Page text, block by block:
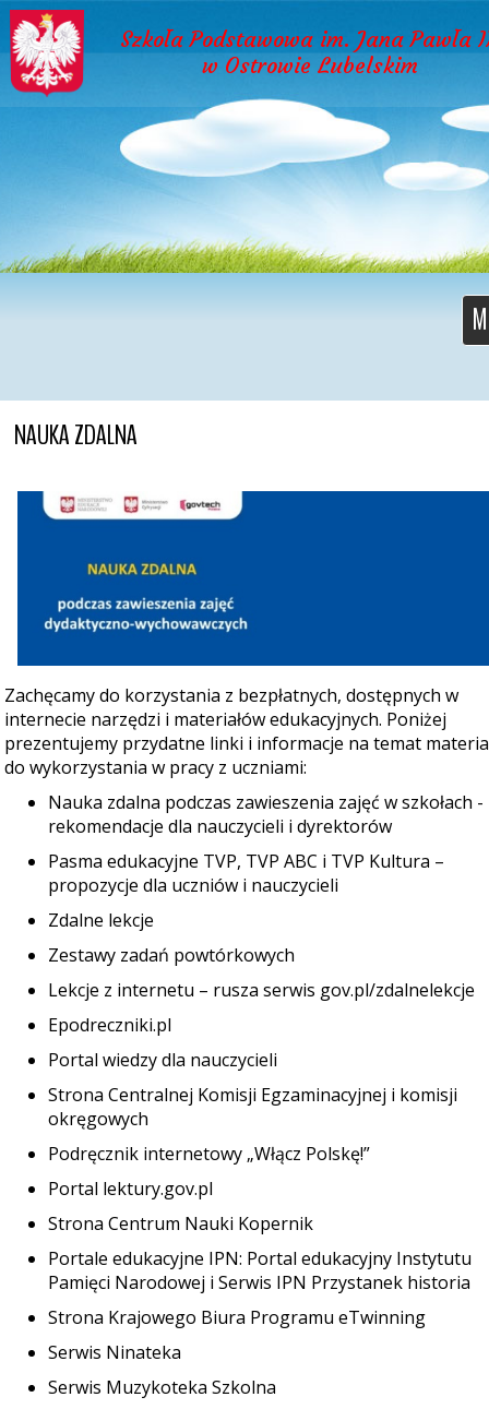
Szkoła Podstawowa im. Jana Pawła
w Ostrowie Lubelskim
NAUKA ZDALNA
Zachęcamy do korzystania z bezpłatnych, dostępnych w
internecie narzędzi i materiałów edukacyjnych. Poniżej
prezentujemy przydatne linki i informacje na temat
do wykorzystania w pracy z uczniami:
Nauka zdalna podczas zawieszenia zajęć w szkołach -
rekomendacje dla nauczycieli i dyrektorów
Pasma edukacyjne TVP, TVP ABC i TVP Kultura –
propozycje dla uczniów i nauczycieli
Zdalne lekcje
Zestawy zadań powtórkowych
Lekcje z internetu – rusza serwis gov.pl/zdalnelekcje
Epodreczniki.pl
Portal wiedzy dla nauczycieli
Strona Centralnej Komisji Egzaminacyjnej i komisji
okręgowych
Podręcznik internetowy „Włącz Polskę!”
Portal lektury.gov.pl
Strona Centrum Nauki Kopernik
Portale edukacyjne IPN: Portal edukacyjny Instytutu
Pamięci Narodowej i Serwis IPN Przystanek historia
Strona Krajowego Biura Programu eTwinning
Serwis Ninateka
Serwis Muzykoteka Szkolna